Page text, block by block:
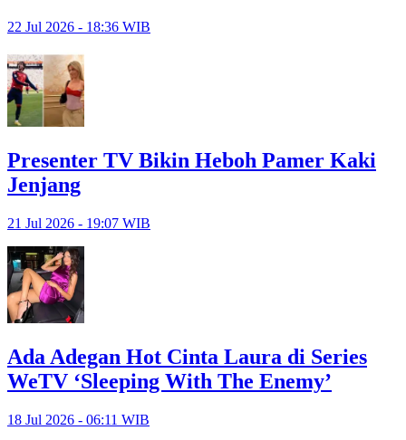
22 Jul 2026 - 18:36 WIB
Presenter TV Bikin Heboh Pamer Kaki
Jenjang
21 Jul 2026 - 19:07 WIB
Ada Adegan Hot Cinta Laura di Series
WeTV ‘Sleeping With The Enemy’
18 Jul 2026 - 06:11 WIB